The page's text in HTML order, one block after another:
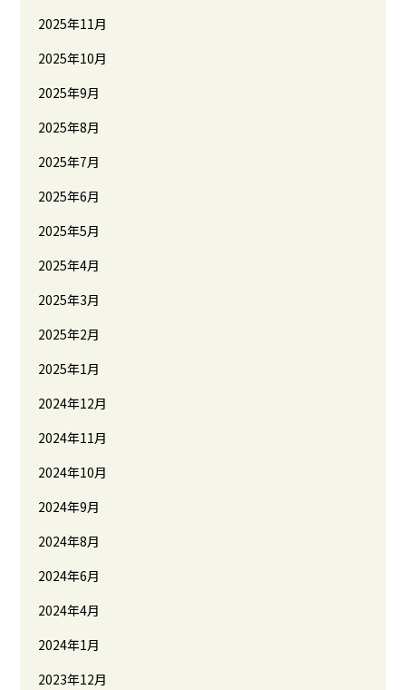
2025年11月
2025年10月
2025年9月
2025年8月
2025年7月
2025年6月
2025年5月
2025年4月
2025年3月
2025年2月
2025年1月
2024年12月
2024年11月
2024年10月
2024年9月
2024年8月
2024年6月
2024年4月
2024年1月
2023年12月